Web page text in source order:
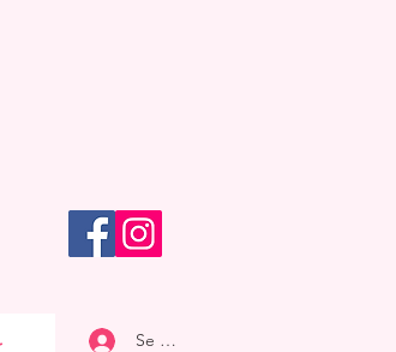
Se connecter